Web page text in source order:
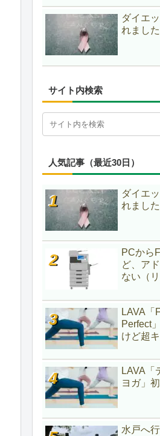
ダイエ
れまし
サイト内検索
人気記事（最近30日）
ダイエ
れまし
PCから
ど、ア
ない（
LAVA「
Perfect
けど超キ
LAVA「
ヨガ」
水戸へ